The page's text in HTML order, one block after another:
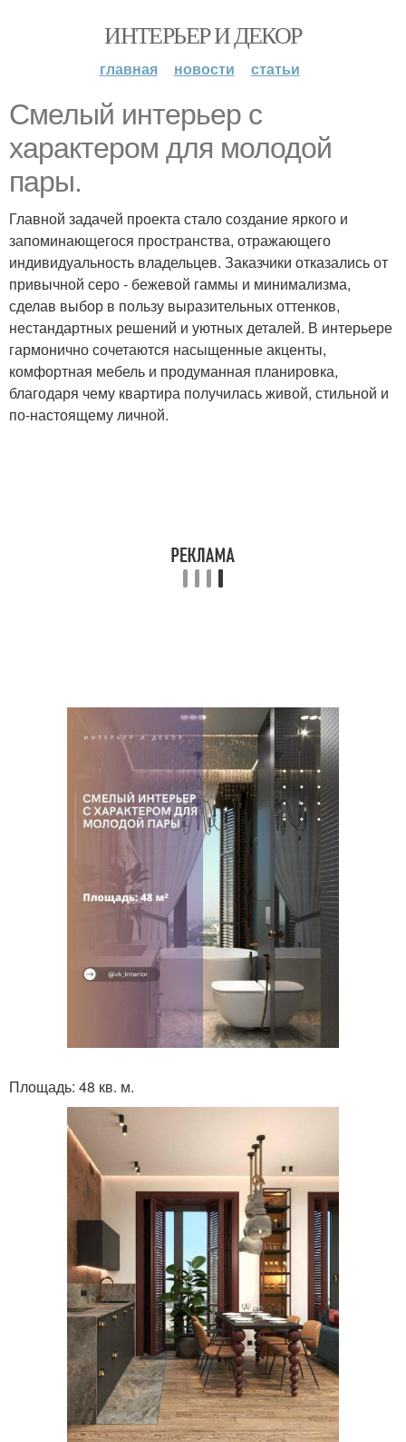
ИНТЕРЬЕР И ДЕКОР
главная новости статьи
Смелый интерьер с
характером для молодой
пары.
Главной задачей проекта стало создание яркого и
запоминающегося пространства, отражающего
индивидуальность владельцев. Заказчики отказались от
привычной серо - бежевой гаммы и минимализма,
сделав выбор в пользу выразительных оттенков,
нестандартных решений и уютных деталей. В интерьере
гармонично сочетаются насыщенные акценты,
комфортная мебель и продуманная планировка,
благодаря чему квартира получилась живой, стильной и
по-настоящему личной.
Площадь: 48 кв. м.